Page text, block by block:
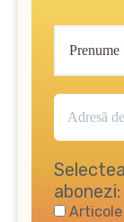
abonezi:
Articole